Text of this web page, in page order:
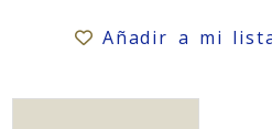
Añadir a mi